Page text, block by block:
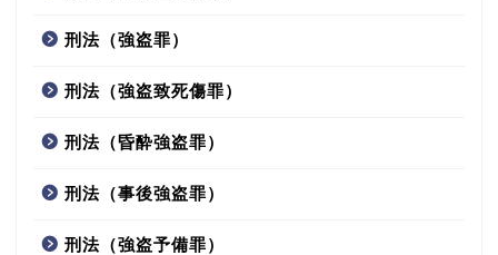
刑法（強盗罪）
刑法（強盗致死傷罪）
刑法（昏酔強盗罪）
刑法（事後強盗罪）
刑法（強盗予備罪）